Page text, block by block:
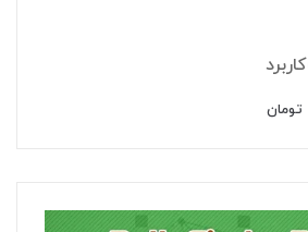
تومان